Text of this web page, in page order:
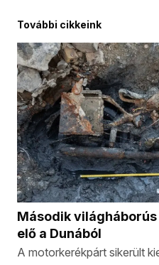
További cikkeink
Második
elő a Dunából
A motorkerékpárt sikerült